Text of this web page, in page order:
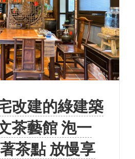
改建的綠建築
茶藝館 泡一
茶點 放慢享